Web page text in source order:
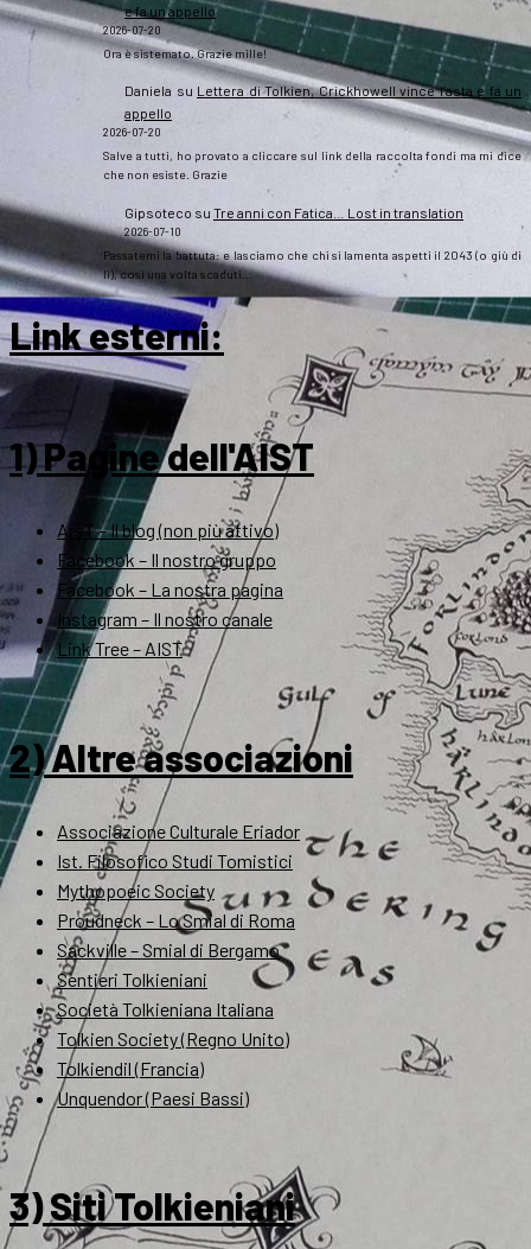
e fa un appello
2026-07-20
Ora è sistemato. Grazie mille!
Daniela su Lettera di Tolkien, Crickhowell vince l’asta e fa un
appello
2026-07-20
Salve a tutti, ho provato a cliccare sul link della raccolta fondi ma mi dice
che non esiste. Grazie
Gipsoteco su Tre anni con Fatica… Lost in translation
2026-07-10
Passatemi la battuta: e lasciamo che chi si lamenta aspetti il 2043 (o giù di
lì), così una volta scaduti…
Link esterni:
1) Pagine dell'AIST
ArsT – Il blog (non più attivo)
Facebook – Il nostro gruppo
Facebook – La nostra pagina
Instagram – Il nostro canale
Link Tree – AIST
2) Altre associazioni
Associazione Culturale Eriador
Ist. Filosofico Studi Tomistici
Mythopoeic Society
Proudneck – Lo Smial di Roma
Sackville – Smial di Bergamo
Sentieri Tolkieniani
Società Tolkieniana Italiana
Tolkien Society (Regno Unito)
Tolkiendil (Francia)
Unquendor (Paesi Bassi)
3) Siti Tolkieniani